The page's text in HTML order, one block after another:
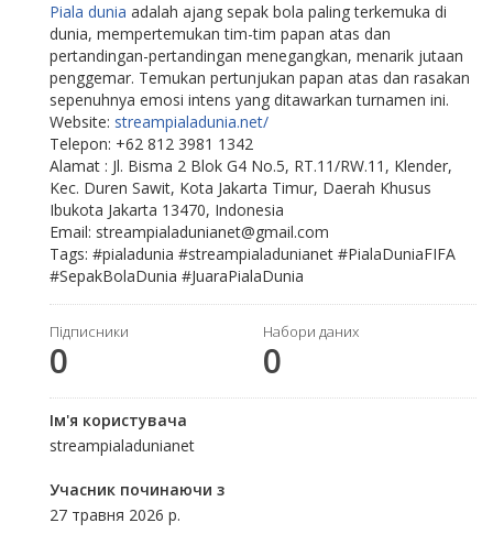
Piala dunia adalah ajang sepak bola paling terkemuka di
dunia, mempertemukan tim-tim papan atas dan
pertandingan-pertandingan menegangkan, menarik jutaan
penggemar. Temukan pertunjukan papan atas dan rasakan
sepenuhnya emosi intens yang ditawarkan turnamen ini.
Website: streampialadunia.net/
Telepon: +62 812 3981 1342
Alamat : Jl. Bisma 2 Blok G4 No.5, RT.11/RW.11, Klender,
Kec. Duren Sawit, Kota Jakarta Timur, Daerah Khusus
Ibukota Jakarta 13470, Indonesia
Email: streampialadunianet@gmail.com
Tags: #pialadunia #streampialadunianet #PialaDuniaFIFA
#SepakBolaDunia #JuaraPialaDunia
Підписники
0
Набори даних
0
Ім'я користувача
streampialadunianet
Учасник починаючи з
27 травня 2026 р.